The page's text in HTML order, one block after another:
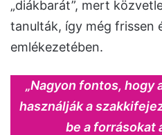
„diákbarát”, mert
tanulták, így még frissen
emlékezetében.
„Nagyon fontos, hogy
használják a
be a forrásokat